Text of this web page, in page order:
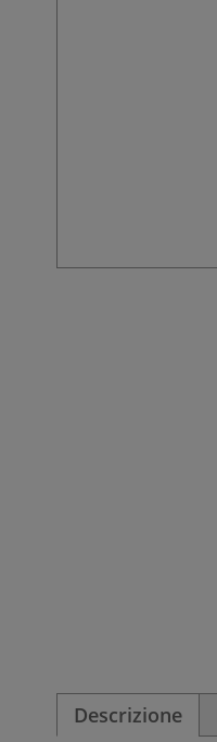
Descrizione